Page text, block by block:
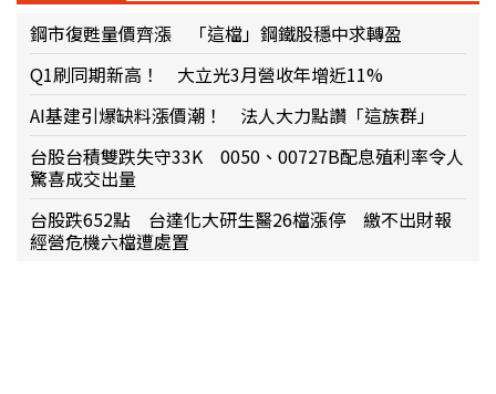
鋼市復甦量價齊漲 「這檔」鋼鐵股穩中求轉盈
Q1刷同期新高！ 大立光3月營收年增近11%
AI基建引爆缺料漲價潮！ 法人大力點讚「這族群」
台股台積雙跌失守33K 0050、00727B配息殖利率令人
驚喜成交出量
台股跌652點 台達化大研生醫26檔漲停 繳不出財報
經營危機六檔遭處置